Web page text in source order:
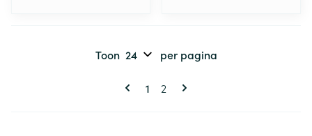
Pagina's
U lees momenteel pagina
1 Pagina
2
Toon per pagina